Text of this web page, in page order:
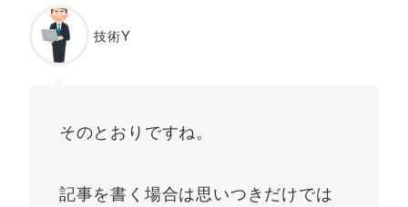
技術Y
そのとおりですね。
記事を書く場合は思いつきだけでは